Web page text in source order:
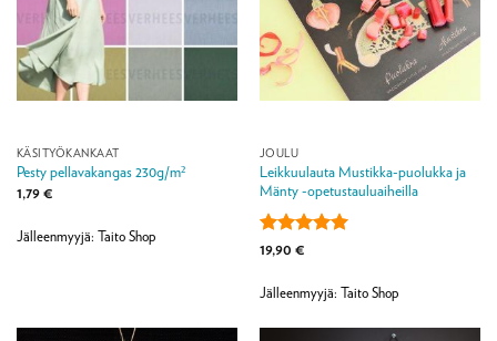
KÄSITYÖKANKAAT
Pesty pellavakangas 230g/m²
1,79€
Jälleenmyyjä: Taito Shop
JOULU
Leikkuulauta Mustikka-puolukka ja
Mänty -opetustauluaiheilla
Arvostelu
/ 5
19,90 €
Jälleenmyyjä: Taito Shop